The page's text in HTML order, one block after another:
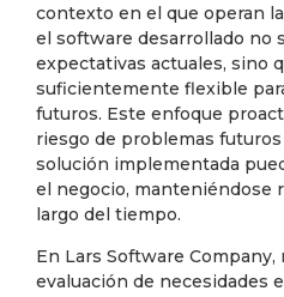
contexto en el que operan
el software desarrollado no
expectativas actuales, sino
suficientemente flexible
futuros. Este enfoque
riesgo de problemas futuros
solución implementada
el negocio, manteniéndose
largo del tiempo.
En Lars Software
evaluación de necesidades